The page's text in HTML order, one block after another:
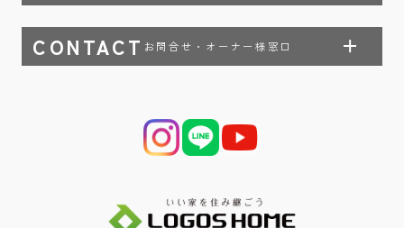
CONTACT お問合せ・オーナー様窓口